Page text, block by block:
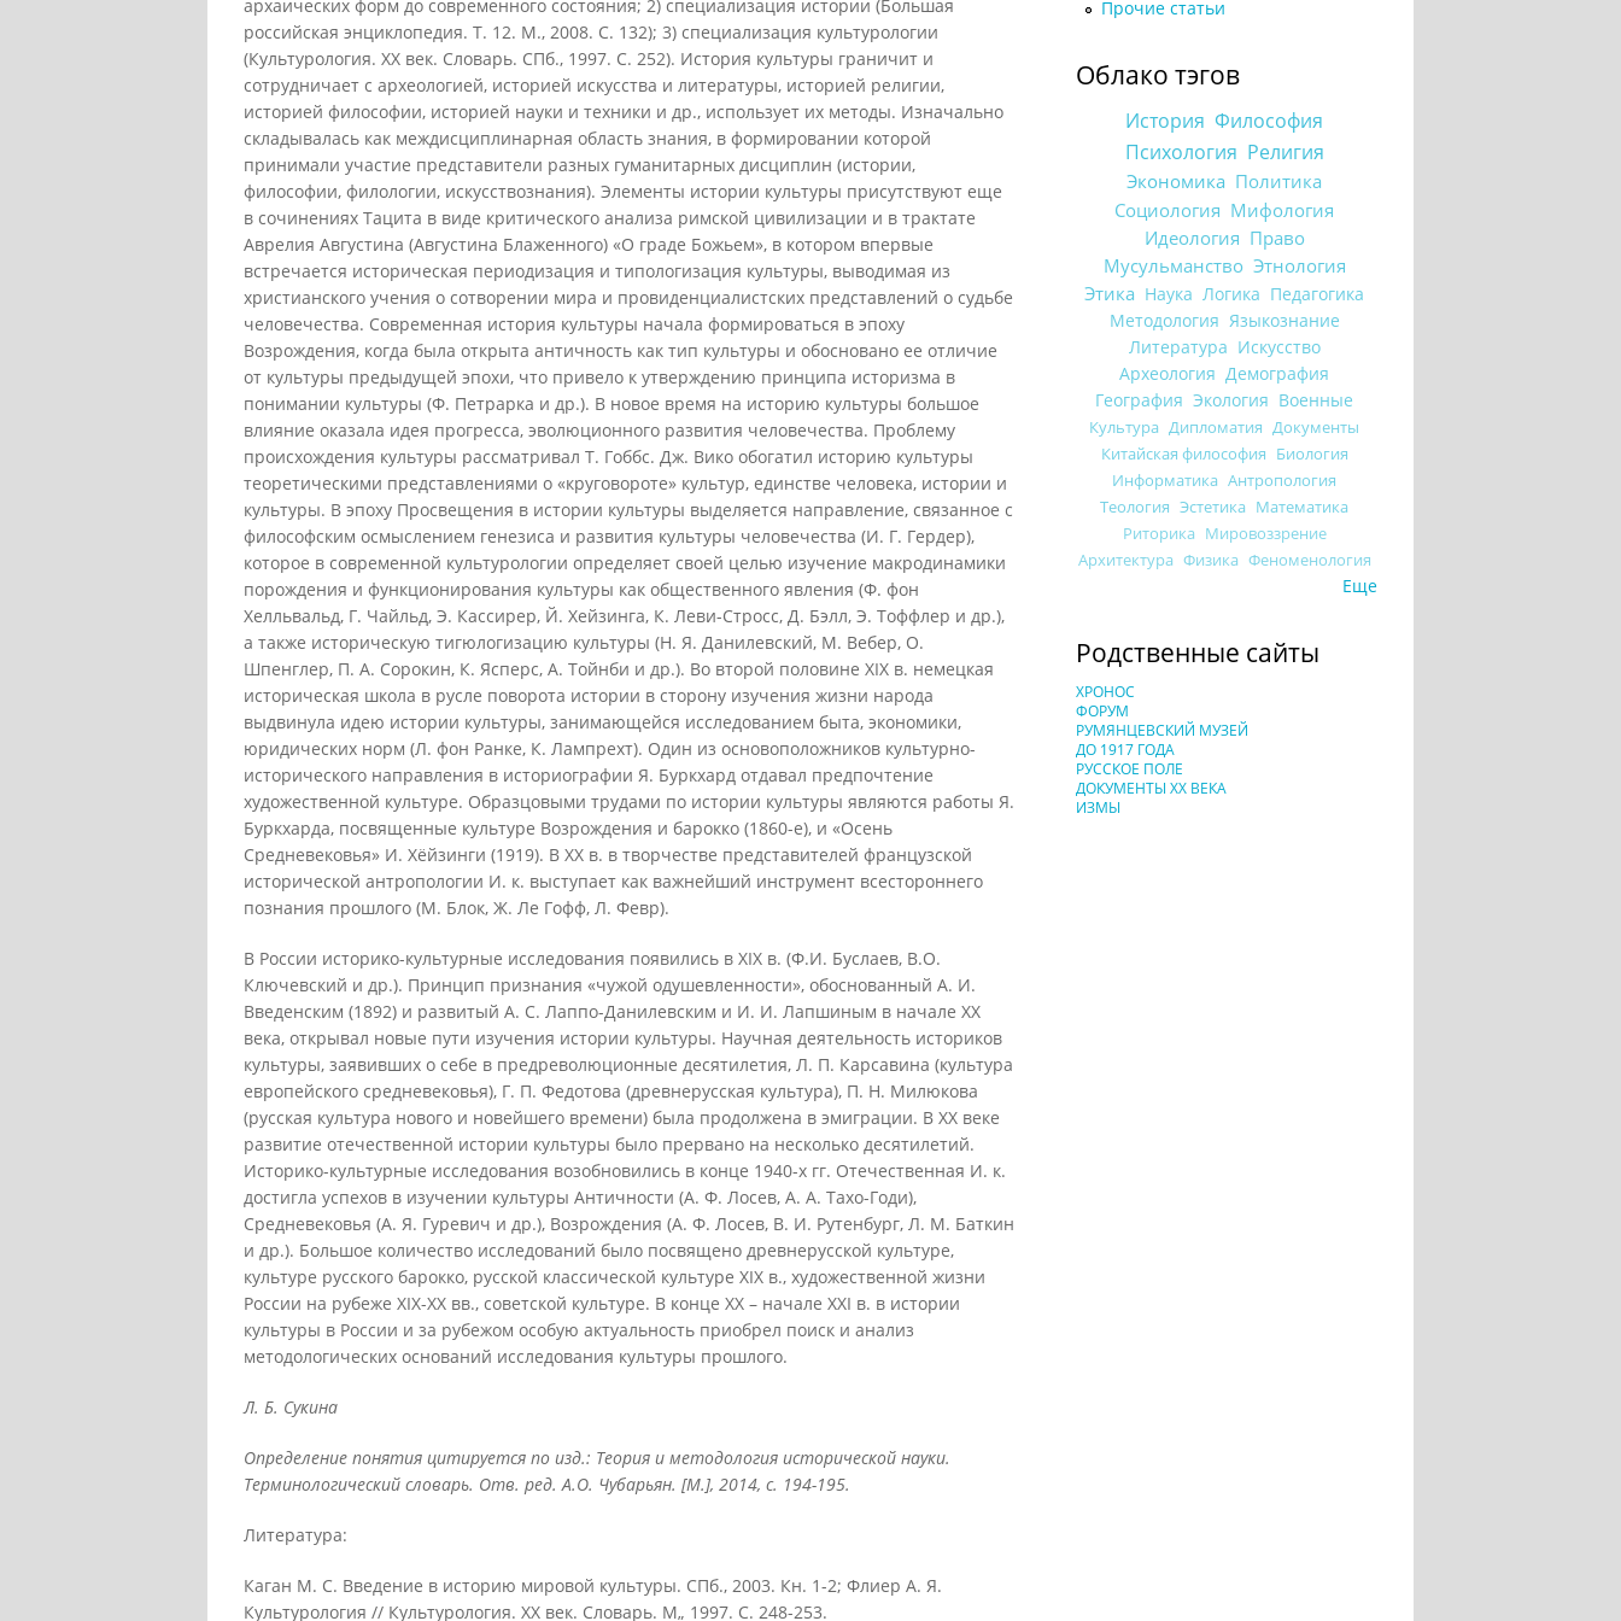
архаических форм до современного состояния; 2) специализация истории (Большая
российская энциклопедия. Т. 12. М., 2008. С. 132); 3) специализация культурологии
(Культурология. XX век. Словарь. СПб., 1997. С. 252). История культуры граничит и
сотрудничает с археологией, историей искусства и литературы, историей религии,
историей философии, историей науки и техники и др., использует их методы. Изначально
складывалась как междисциплинарная область знания, в формировании которой
принимали участие представители разных гуманитарных дисциплин (истории,
философии, филологии, искусствознания). Элементы истории культуры присутствуют еще
в сочинениях Тацита в виде критического анализа римской цивилизации и в трактате
Аврелия Августина (Августина Блаженного) «О граде Божьем», в котором впервые
встречается историческая периодизация и типологизация культуры, выводимая из
христианского учения о сотворении мира и провиденциалистских представлений о судьбе
человечества. Современная история культуры начала формироваться в эпоху
Возрождения, когда была открыта античность как тип культуры и обосновано ее отличие
от культуры предыдущей эпохи, что привело к утверждению принципа историзма в
понимании культуры (Ф. Петрарка и др.). В новое время на историю культуры большое
влияние оказала идея прогресса, эволюционного развития человечества. Проблему
происхождения культуры рассматривал Т. Гоббс. Дж. Вико обогатил историю культуры
теоретическими представлениями о «круговороте» культур, единстве человека, истории и
культуры. В эпоху Просвещения в истории культуры выделяется направление, связанное с
философским осмыслением генезиса и развития культуры человечества (И. Г. Гердер),
которое в современной культурологии определяет своей целью изучение макродинамики
порождения и функционирования культуры как общественного явления (Ф. фон
Хелльвальд, Г. Чайльд, Э. Кассирер, Й. Хейзинга, К. Леви-Стросс, Д. Бэлл, Э. Тоффлер и др.),
а также историческую тигюлогизацию культуры (Н. Я. Данилевский, М. Вебер, О.
Шпенглер, П. А. Сорокин, К. Ясперс, А. Тойнби и др.). Во второй половине XIX в. немецкая
историческая школа в русле поворота истории в сторону изучения жизни народа
выдвинула идею истории культуры, занимающейся исследованием быта, экономики,
юридических норм (Л. фон Ранке, К. Лампрехт). Один из основоположников культурно-
исторического направления в историографии Я. Буркхард отдавал предпочтение
художественной культуре. Образцовыми трудами по истории культуры являются работы Я.
Буркхарда, посвященные культуре Возрождения и барокко (1860-е), и «Осень
Средневековья» И. Хёйзинги (1919). В XX в. в творчестве представителей французской
исторической антропологии И. к. выступает как важнейший инструмент всестороннего
познания прошлого (М. Блок, Ж. Ле Гофф, Л. Февр).
В России историко-культурные исследования появились в XIX в. (Ф.И. Буслаев, В.О.
Ключевский и др.). Принцип признания «чужой одушевленности», обоснованный А. И.
Введенским (1892) и развитый А. С. Лаппо-Данилевским и И. И. Лапшиным в начале XX
века, открывал новые пути изучения истории культуры. Научная деятельность историков
культуры, заявивших о себе в предреволюционные десятилетия, Л. П. Карсавина (культура
европейского средневековья), Г. П. Федотова (древнерусская культура), П. Н. Милюкова
(русская культура нового и новейшего времени) была продолжена в эмиграции. В XX веке
развитие отечественной истории культуры было прервано на несколько десятилетий.
Историко-культурные исследования возобновились в конце 1940-х гг. Отечественная И. к.
достигла успехов в изучении культуры Античности (А. Ф. Лосев, А. А. Тахо-Годи),
Средневековья (А. Я. Гуревич и др.), Возрождения (А. Ф. Лосев, В. И. Рутенбург, Л. М. Баткин
и др.). Большое количество исследований было посвящено древнерусской культуре,
культуре русского барокко, русской классической культуре XIX в., художественной жизни
России на рубеже XIX-XX вв., советской культуре. В конце XX – начале XXI в. в истории
культуры в России и за рубежом особую актуальность приобрел поиск и анализ
методологических оснований исследования культуры прошлого.
Л. Б. Сукина
Определение понятия цитируется по изд.: Теория и методология исторической науки.
Терминологический словарь. Отв. ред. А.О. Чубарьян. [М.], 2014, с. 194-195.
Литература:
Каган М. С. Введение в историю мировой культуры. СПб., 2003. Кн. 1-2; Флиер А. Я.
Культурология // Культурология. XX век. Словарь. М„ 1997. С. 248-253.
Прочие статьи
Облако тэгов
История Философия
Психология Религия
Экономика Политика
Социология Мифология
Идеология Право
Мусульманство Этнология
Этика Наука Логика Педагогика
Методология Языкознание
Литература Искусство
Археология Демография
География Экология Военные
Культура Дипломатия Документы
Китайская философия Биология
Информатика Антропология
Теология Эстетика Математика
Риторика Мировоззрение
Архитектура Физика Феноменология
Еще
Родственные сайты
ХРОНОС
ФОРУМ
РУМЯНЦЕВСКИЙ МУЗЕЙ
ДО 1917 ГОДА
РУССКОЕ ПОЛЕ
ДОКУМЕНТЫ XX ВЕКА
ИЗМЫ